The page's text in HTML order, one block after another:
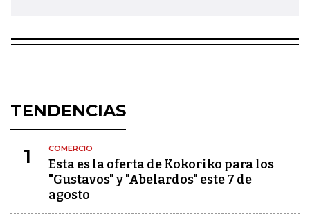
TENDENCIAS
1 COMERCIO
Esta es la oferta de Kokoriko para los
"Gustavos" y "Abelardos" este 7 de
agosto